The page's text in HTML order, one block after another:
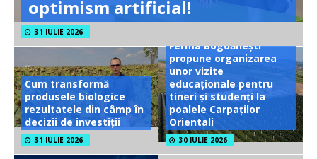
optimism artificial!
31 IULIE 2026
Cum transformă
produsele biologice
rezultatele din câmp în
decizii de investiții
31 IULIE 2026
Ferma Bogdănești
propune organizarea
unor vizite
educaționale pentru
tineri și studenți la
poalele Carpaților
Orientali
30 IULIE 2026